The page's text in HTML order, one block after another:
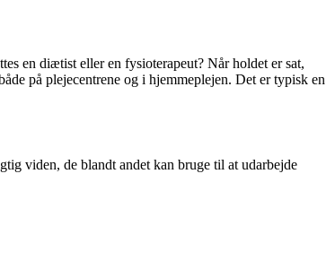
en diætist eller en fysioterapeut? Når holdet er sat,
på plejecentrene og i hjemmeplejen. Det er typisk en
viden, de blandt andet kan bruge til at udarbejde